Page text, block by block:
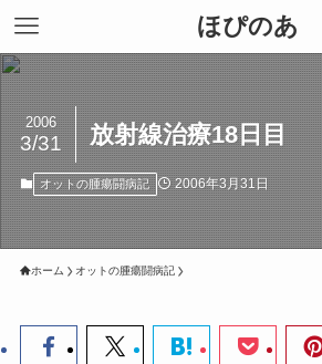
ほぴのあ
放射線治療18日目
2006
3/31
オットの腫瘍闘病記 2006年3月31日
ホーム オットの腫瘍闘病記